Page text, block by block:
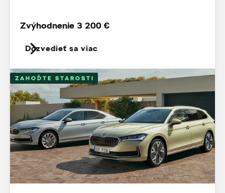
Dozvedieť sa viac
Zvýhodnenie 3 200 €
ZAHOĎTE STAROSTI